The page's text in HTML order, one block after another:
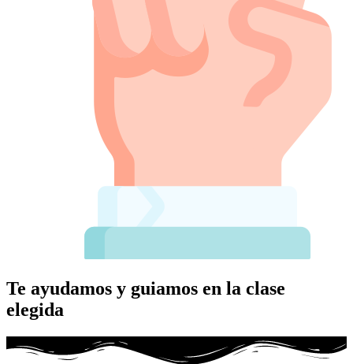
Te ayudamos y guiamos en la clase
elegida